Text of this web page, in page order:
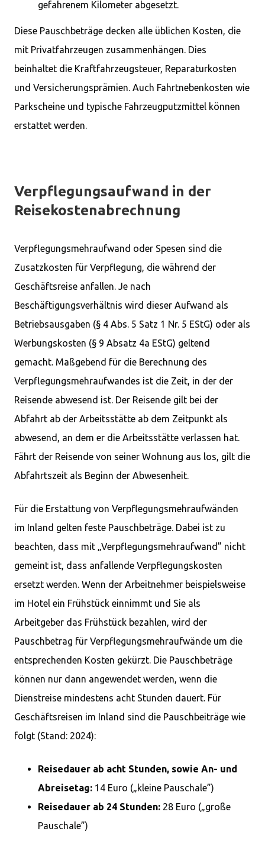
gefahrenem Kilometer abgesetzt.
Diese Pauschbeträge decken alle üblichen Kosten, die
mit Privatfahrzeugen zusammenhängen. Dies
beinhaltet die Kraftfahrzeugsteuer, Reparaturkosten
und Versicherungsprämien. Auch Fahrtnebenkosten wie
Parkscheine und typische Fahrzeugputzmittel können
erstattet werden.
Verpflegungsaufwand in der
Reisekostenabrechnung
Verpflegungsmehraufwand oder Spesen sind die
Zusatzkosten für Verpflegung, die während der
Geschäftsreise anfallen. Je nach
Beschäftigungsverhältnis wird dieser Aufwand als
Betriebsausgaben (§ 4 Abs. 5 Satz 1 Nr. 5 EStG) oder als
Werbungskosten (§ 9 Absatz 4a EStG) geltend
gemacht. Maßgebend für die Berechnung des
Verpflegungsmehraufwandes ist die Zeit, in der der
Reisende abwesend ist. Der Reisende gilt bei der
Abfahrt ab der Arbeitsstätte ab dem Zeitpunkt als
abwesend, an dem er die Arbeitsstätte verlassen hat.
Fährt der Reisende von seiner Wohnung aus los, gilt die
Abfahrtszeit als Beginn der Abwesenheit.
Für die Erstattung von Verpflegungsmehraufwänden
im Inland gelten feste Pauschbeträge. Dabei ist zu
beachten, dass mit „Verpflegungsmehraufwand” nicht
gemeint ist, dass anfallende Verpflegungskosten
ersetzt werden. Wenn der Arbeitnehmer beispielsweise
im Hotel ein Frühstück einnimmt und Sie als
Arbeitgeber das Frühstück bezahlen, wird der
Pauschbetrag für Verpflegungsmehraufwände um die
entsprechenden Kosten gekürzt. Die Pauschbeträge
können nur dann angewendet werden, wenn die
Dienstreise mindestens acht Stunden dauert. Für
Geschäftsreisen im Inland sind die Pauschbeiträge wie
folgt (Stand: 2024):
Reisedauer ab acht Stunden, sowie An- und
Abreisetag: 14 Euro („kleine Pauschale”)
Reisedauer ab 24 Stunden: 28 Euro („große
Pauschale”)